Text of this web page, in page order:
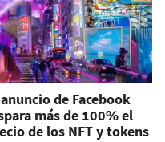
de Facebook
más de 100% el
de los NFT y tokens